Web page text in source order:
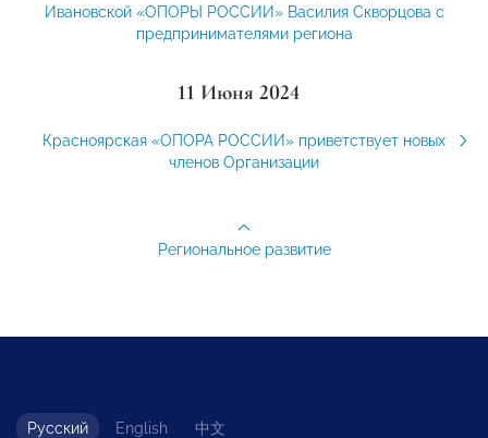
Ивановской «ОПОРЫ РОССИИ» Василия Скворцова с
предпринимателями региона
11 Июня 2024
Красноярская «ОПОРА РОССИИ» приветствует новых
членов Организации
Региональное развитие
Русский English 中文